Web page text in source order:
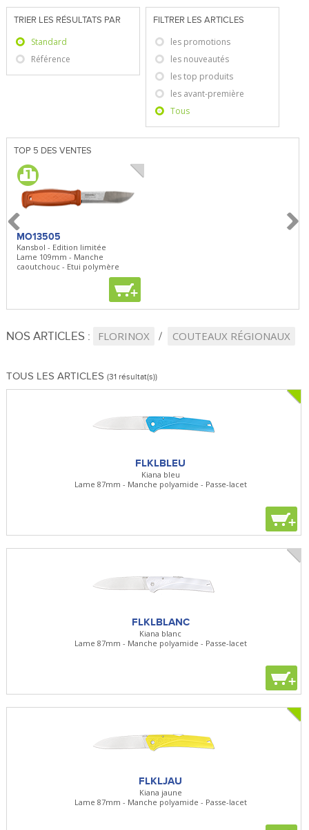
TRIER LES RÉSULTATS PAR
Standard
Référence
FILTRER LES ARTICLES
les promotions
les nouveautés
les top produits
les avant-première
Tous
TOP 5 DES VENTES
MO13505
Kansbol - Edition limitée
Lame 109mm - Manche
caoutchouc - Etui polymère
+
NOS ARTICLES : FLORINOX COUTEAUX RÉGIONAUX
TOUS LES ARTICLES (31 résultat(s))
FLKLBLEU
Kiana bleu
Lame 87mm - Manche polyamide - Passe-lacet
+
FLKLBLANC
Kiana blanc
Lame 87mm - Manche polyamide - Passe-lacet
+
FLKLJAU
Kiana jaune
Lame 87mm - Manche polyamide - Passe-lacet